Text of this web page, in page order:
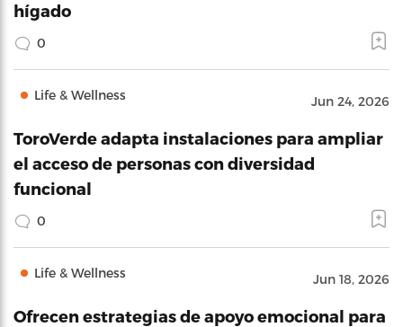
hígado
0
Life & Wellness Jun 24, 2026
ToroVerde adapta instalaciones para ampliar
el acceso de personas con diversidad
funcional
0
Life & Wellness Jun 18, 2026
Ofrecen estrategias de apoyo emocional para